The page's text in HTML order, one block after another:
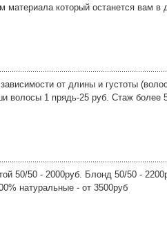
материала который останется вам в
от длины и густоты
волосы 1 прядь-25 руб. Стаж
50/50 - 2000руб. Блонд 50/50 -
натуральные - от 3500руб